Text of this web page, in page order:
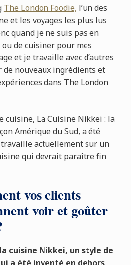
The London Foodie, l’un des
et les voyages les plus lus
quand je ne suis pas en
de cuisiner pour mes
et je travaille avec d’autres
de nouveaux ingrédients et
dans The London
cuisine, La Cuisine Nikkei : la
Amérique du Sud, a été
actuellement sur un
qui devrait paraître fin
vos clients
voir et goûter
la cuisine Nikkei, un style de
a été inventé en dehors